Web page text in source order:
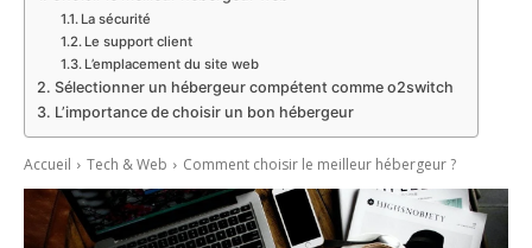
La sécurité
Le support client
L’emplacement du site web
Sélectionner un hébergeur compétent comme o2switch
L’importance de choisir un bon hébergeur
Accueil Tech & Web Comment choisir le meilleur hébergeur ?